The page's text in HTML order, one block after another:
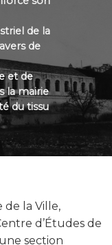
de la
de
et de
la mairie
du tissu
de la Ville,
d’Études de
section